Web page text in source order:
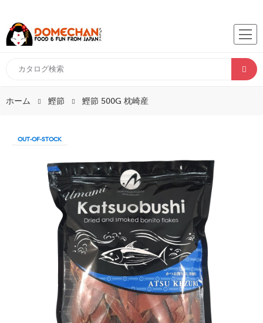
ホーム 鰹節 鰹節 500G 枕崎産
OUT-OF-STOCK